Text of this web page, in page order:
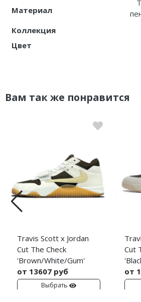
Материал
Коллекция
Цвет
Вам так же понравится
Travis Scott x Jordan
Cut The Check
'Brown/White/Gum'
от 13607 руб
Выбрать
Cut
от